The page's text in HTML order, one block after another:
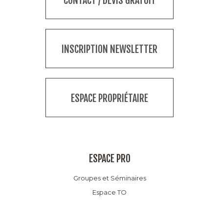
INSCRIPTION NEWSLETTER
ESPACE PROPRIÉTAIRE
ESPACE PRO
Groupes et Séminaires
Espace TO